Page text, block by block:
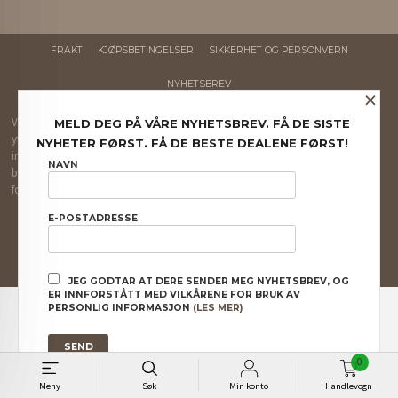
Meny Søk Min konto Handlevogn
0
FRAKT KJØPSBETINGELSER SIKKERHET OG PERSONVERN
NYHETSBREV
Vår nettbutikk bruker cookies slik at du får en bedre kjøpsopplevelse og vi kan
yte deg bedre service. Vi bruker cookies hovedsaklig til å lagre
innloggingsdetaljer og huske hva du har puttet i handlekurven din. Fortsett å
bruke siden som normalt om du godtar dette.Les merellerendre innstillinger
for cookies.
×
MELD DEG PÅ VÅRE NYHETSBREV. FÅ DE SISTE
NYHETER FØRST. FÅ DE BESTE DEALENE FØRST!
NAVN
E-POSTADRESSE
JEG GODTAR AT DERE SENDER MEG NYHETSBREV, OG
ER INNFORSTÅTT MED VILKÅRENE FOR BRUK AV
PERSONLIG INFORMASJON (LES MER)